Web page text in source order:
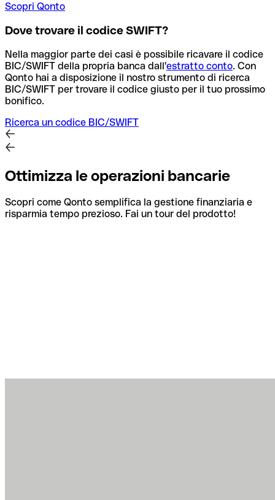
Scopri Qonto
Dove trovare il codice SWIFT?
Nella maggior parte dei casi è possibile ricavare il codice
BIC/SWIFT della propria banca dall'estratto conto. Con
Qonto hai a disposizione il nostro strumento di ricerca
BIC/SWIFT per trovare il codice giusto per il tuo prossimo
bonifico.
Ricerca un codice BIC/SWIFT
Ottimizza le operazioni bancarie
Scopri come Qonto semplifica la gestione finanziaria e
risparmia tempo prezioso. Fai un tour del prodotto!